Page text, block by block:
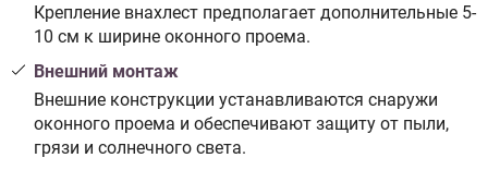
Крепление внахлест предполагает дополнительные 5-
10 см к ширине оконного проема.
Внешний монтаж
Внешние конструкции устанавливаются снаружи
оконного проема и обеспечивают защиту от пыли,
грязи и солнечного света.